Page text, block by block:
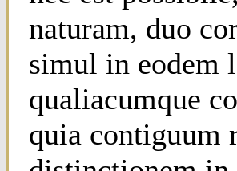
naturam, duo
simul in eodem
qualiacumque
quia contiguum